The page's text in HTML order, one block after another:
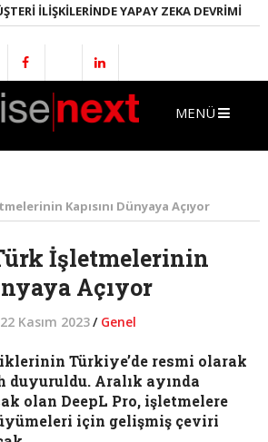
İLIŞKILERINDE YAPAY ZEKA DEVRIMI
MENÜ
Kapısını Dünyaya Açıyor
İşletmelerinin
Açıyor
22 Kasım 2023/ Genel
Türkiye’de resmi olarak
duyuruldu. Aralık ayında
olan DeepL Pro, işletmelere
için gelişmiş çeviri